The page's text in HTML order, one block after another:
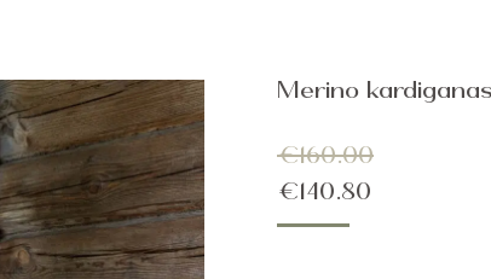
Merino
€160.00
€140.80